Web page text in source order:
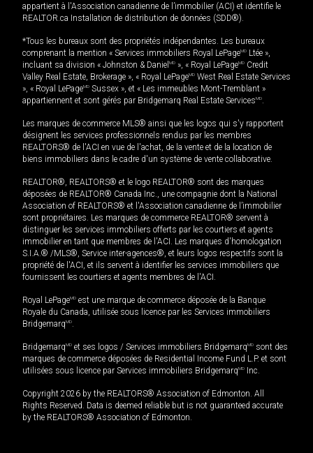
appartient à l'Association canadienne de l’immobilier (ACI) et identifie le
REALTOR.ca Installation de distribution de données (SDD®).
*Tous les bureaux sont des propriétés indépendantes. Les bureaux
comprenant la mention « Services immobiliers Royal LePageMD Ltée »,
incluant sa division « Johnston & Daniel MD », « Royal LePageMD Credit
Valley Real Estate, Brokerage », « Royal LePageMD West Real Estate Services
», « Royal LePageMD Sussex », et « Les immeubles Mont-Tremblant »
appartiennent et sont gérés par Bridgemarq Real Estate ServicesMD.
Les marques de commerce MLS® ainsi que les logos qui s'y rapportent
désignent les services professionnels rendus par les membres
REALTORS® de l'ACI en vue de l'achat, de la vente et de la location de
biens immobiliers dans le cadre d'un système de vente collaborative.
REALTOR®, REALTORS® et le logo REALTOR® sont des marques
déposées de REALTOR® Canada Inc., une compagnie dont la National
Association of REALTORS® et l'Association canadienne de l’immobilier
sont propriétaires. Les marques de commerce REALTOR® servent à
distinguer les services immobiliers offerts par les courtiers et agents
immobilier en tant que membres de l'ACI. Les marques d'homologation
S.I.A.® /MLS®, Service inter-agences®, et leurs logos respectifs sont la
propriété de l'ACI, et ils servent à identifier les services immobiliers que
fournissent les courtiers et agents membres de l'ACI.
Royal LePageMD est une marque de commerce déposée de la Banque
Royale du Canada, utilisée sous licence par les Services immobiliers
BridgemarqMD.
BridgemarqMD et ses logos / Services immobiliers BridgemarqMD sont des
marques de commerce déposées de Residential Income Fund L.P. et sont
utilisées sous licence par Services immobiliers BridgemarqMD Inc.
Copyright 2026 by the REALTORS® Association of Edmonton. All
Rights Reserved. Data is deemed reliable but is not guaranteed accurate
by the REALTORS® Association of Edmonton.